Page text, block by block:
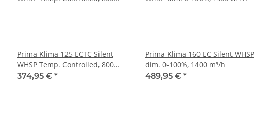
Prima Klima 125 ECTC Silent
WHSP Temp. Controlled, 800
m³/h
374,95 € *
Prima Klima 160 EC Silent WHSP
dim. 0-100%, 1400 m³/h
489,95 € *